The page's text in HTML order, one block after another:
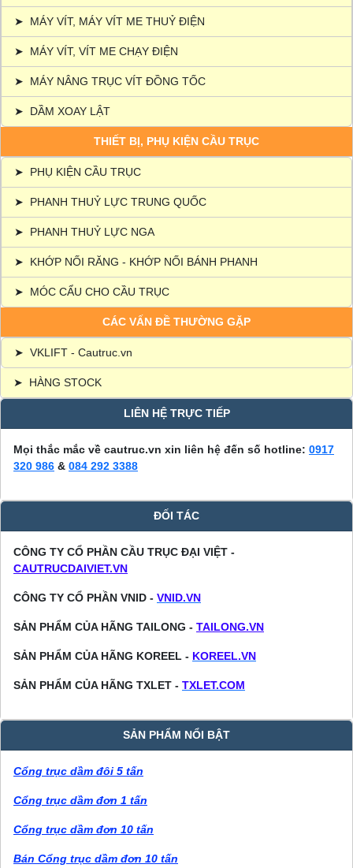
➤ MÁY VÍT, MÁY VÍT ME THUỶ ĐIỆN
➤ MÁY VÍT, VÍT ME CHẠY ĐIỆN
➤ MÁY NÂNG TRỤC VÍT ĐỒNG TỐC
➤ DẦM XOAY LẬT
THIẾT BỊ, PHỤ KIỆN CẦU TRỤC
➤ PHỤ KIỆN CẦU TRỤC
➤ PHANH THUỶ LỰC TRUNG QUỐC
➤ PHANH THUỶ LỰC NGA
➤ KHỚP NỐI RĂNG - KHỚP NỐI BÁNH PHANH
➤ MÓC CẨU CHO CẦU TRỤC
CÁC VẤN ĐỀ THƯỜNG GẶP
➤ VKLIFT - Cautruc.vn
➤ HÀNG STOCK
LIÊN HỆ TRỰC TIẾP
Mọi thắc mắc về cautruc.vn xin liên hệ đến số hotline: 0917
320 986 & 084 292 3388
ĐỐI TÁC
CÔNG TY CỔ PHẦN CẦU TRỤC ĐẠI VIỆT -
CAUTRUCDAIVIET.VN
CÔNG TY CỔ PHẦN VNID - VNID.VN
SẢN PHẨM CỦA HÃNG TAILONG - TAILONG.VN
SẢN PHẨM CỦA HÃNG KOREEL - KOREEL.VN
SẢN PHẨM CỦA HÃNG TXLET - TXLET.COM
SẢN PHẨM NỔI BẬT
Cổng trục dầm đôi 5 tấn
Cổng trục dầm đơn 1 tấn
Cổng trục dầm đơn 10 tấn
Bán Cổng trục dầm đơn 10 tấn